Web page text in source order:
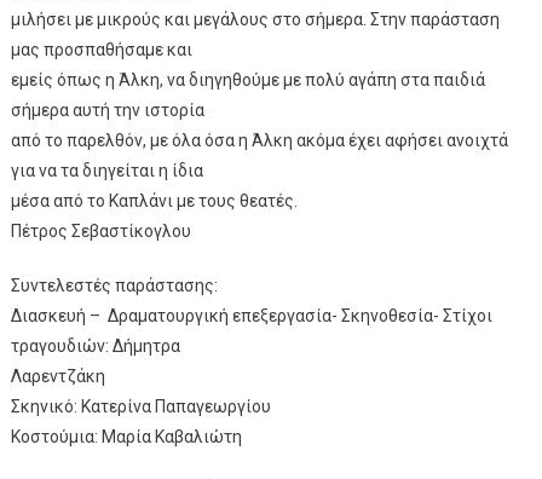
μιλήσει με μικρούς και μεγάλους στο σήμερα. Στην παράσταση
μας προσπαθήσαμε και
εμείς όπως η Άλκη, να διηγηθούμε με πολύ αγάπη στα παιδιά
σήμερα αυτή την ιστορία
από το παρελθόν, με όλα όσα η Άλκη ακόμα έχει αφήσει ανοιχτά
για να τα διηγείται η ίδια
μέσα από το Καπλάνι με τους θεατές.
Πέτρος Σεβαστίκογλου
Συντελεστές παράστασης:
Διασκευή – Δραματουργική επεξεργασία- Σκηνοθεσία- Στίχοι
τραγουδιών: Δήμητρα
Λαρεντζάκη
Σκηνικό: Κατερίνα Παπαγεωργίου
Κοστούμια: Μαρία Καβαλιώτη